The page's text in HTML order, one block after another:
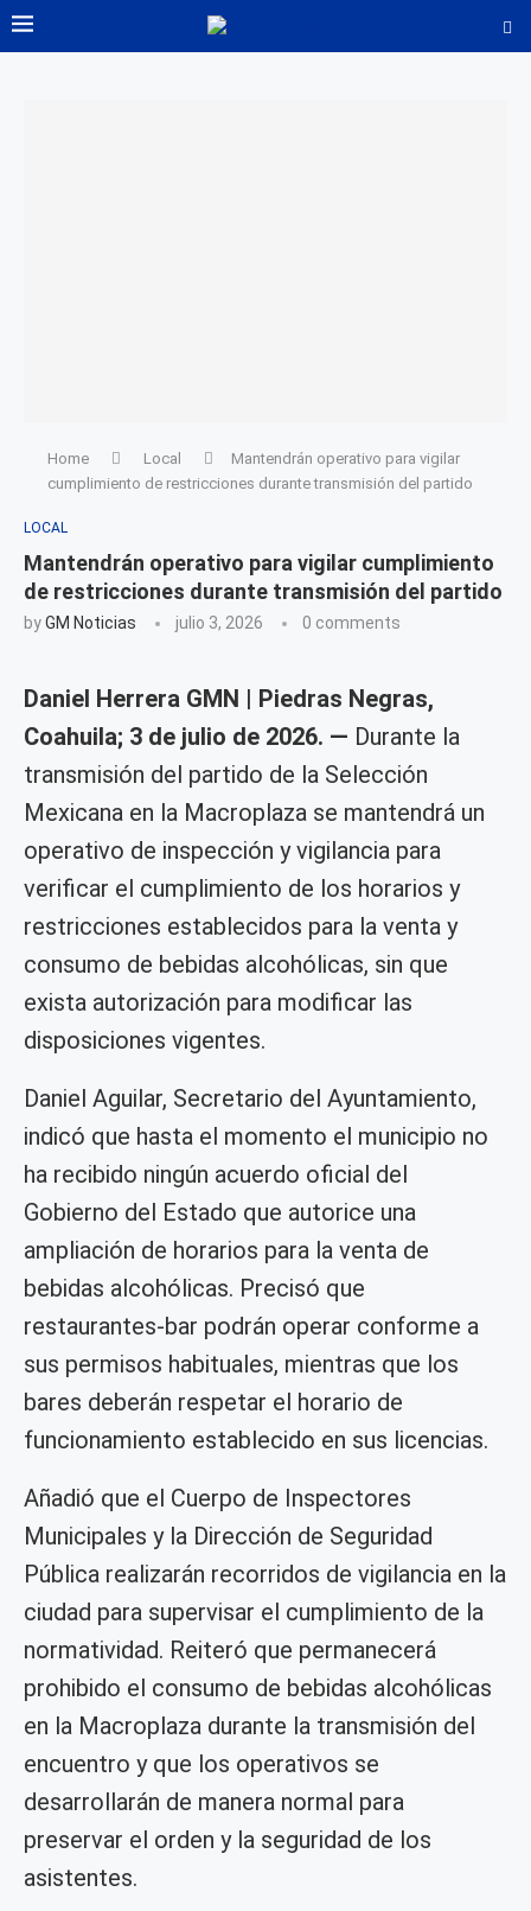
Home Local
Mantendrán operativo para vigilar
cumplimiento de restricciones durante transmisión del partido
LOCAL
Mantendrán operativo para vigilar cumplimiento
de restricciones durante transmisión del partido
byGM Noticias julio 3, 2026 0 comments
Daniel Herrera GMN | Piedras Negras,
Coahuila; 3 de julio de 2026. — Durante la
transmisión del partido de la Selección
Mexicana en la Macroplaza se mantendrá un
operativo de inspección y vigilancia para
verificar el cumplimiento de los horarios y
restricciones establecidos para la venta y
consumo de bebidas alcohólicas, sin que
exista autorización para modificar las
disposiciones vigentes.
Daniel Aguilar, Secretario del Ayuntamiento,
indicó que hasta el momento el municipio no
ha recibido ningún acuerdo oficial del
Gobierno del Estado que autorice una
ampliación de horarios para la venta de
bebidas alcohólicas. Precisó que
restaurantes-bar podrán operar conforme a
sus permisos habituales, mientras que los
bares deberán respetar el horario de
funcionamiento establecido en sus licencias.
Añadió que el Cuerpo de Inspectores
Municipales y la Dirección de Seguridad
Pública realizarán recorridos de vigilancia en la
ciudad para supervisar el cumplimiento de la
normatividad. Reiteró que permanecerá
prohibido el consumo de bebidas alcohólicas
en la Macroplaza durante la transmisión del
encuentro y que los operativos se
desarrollarán de manera normal para
preservar el orden y la seguridad de los
asistentes.